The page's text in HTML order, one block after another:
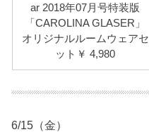
ar 2018年07月号特装版
「CAROLINA GLASER」
オリジナルルームウェアセ
ット￥ 4,980
6/15（金）